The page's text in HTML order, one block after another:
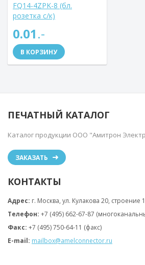
FQ14-4ZPK-8 (бл.
розетка с/к)
0.01.-
В КОРЗИНУ
ПЕЧАТНЫЙ КАТАЛОГ
Каталог продукции ООО "Амитрон
ЗАКАЗАТЬ
КОНТАКТЫ
Адрес: г. Москва, ул. Кулакова 20, строение
Телефон: +7 (495) 662-67-87
Факс: +7 (495) 750-64-11 (факс)
E-mail: mailbox@amelconnector.ru